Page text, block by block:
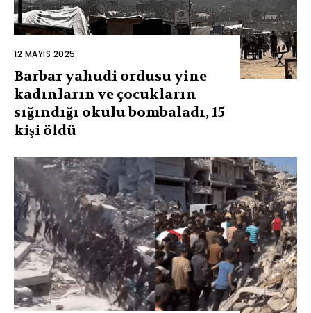
12 MAYIS 2025
Barbar yahudi ordusu yine
kadınların ve çocukların
sığındığı okulu bombaladı, 15
kişi öldü